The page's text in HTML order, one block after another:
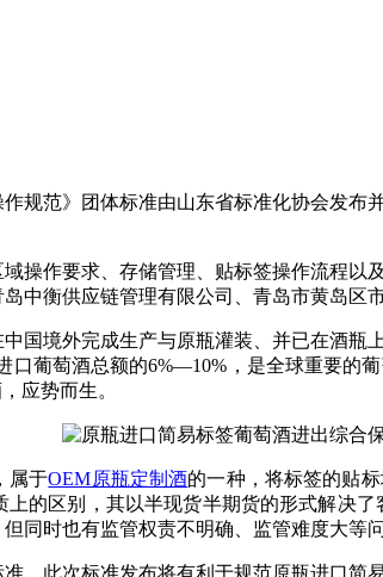
规范》团体标准由山东省标准化协会发
操作要求、存储管理、贴标签操作流程
中衡供应链管理有限公司、青岛市黄岛区
中国境外完成生产与原瓶灌装、并已在酒
口葡萄酒总额的6%—10%，是全球重要的
应势而生。
属于OEM原瓶定制酒的一种，将标签的贴
的区别，其以半现货半期货的形式解决
时也有监管权责不明确、监管难度大等